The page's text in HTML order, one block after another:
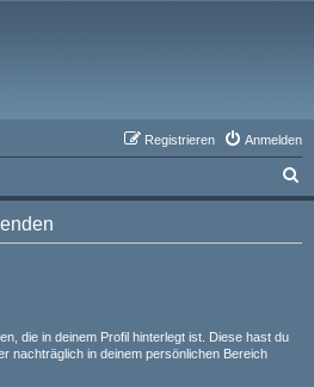
Anmelden
Registrieren
u
die in deinem Profil hinterlegt ist. Diese hast du
nachträglich in deinem persönlichen Bereich